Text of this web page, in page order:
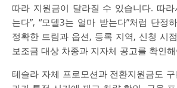
따라 지원금이 달라질 수 있습니다. 따라
는다”, “모델3는 얼마 받는다”처럼 단정
정확한 트림과 옵션, 등록 지역, 신청 시
보조금 대상 차종과 지자체 공고를 확인
테슬라 자체 프로모션과 전환지원금도